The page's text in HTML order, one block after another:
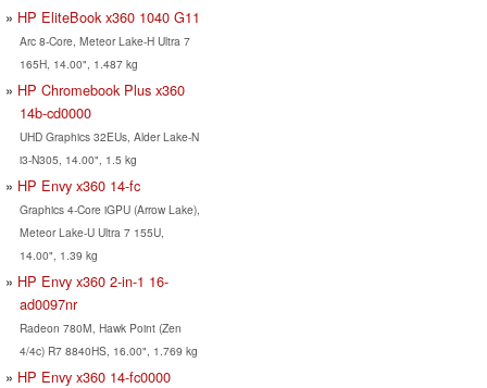
HP EliteBook x360 1040 G11
Arc 8-Core, Meteor Lake-H Ultra 7
165H, 14.00", 1.487 kg
HP Chromebook Plus x360
14b-cd0000
UHD Graphics 32EUs, Alder Lake-N
i3-N305, 14.00", 1.5 kg
HP Envy x360 14-fc
Graphics 4-Core iGPU (Arrow Lake),
Meteor Lake-U Ultra 7 155U,
14.00", 1.39 kg
HP Envy x360 2-in-1 16-
ad0097nr
Radeon 780M, Hawk Point (Zen
4/4c) R7 8840HS, 16.00", 1.769 kg
HP Envy x360 14-fc0000